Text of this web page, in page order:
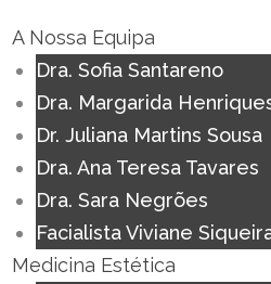
A Nossa Equipa
Dra. Sofia Santareno
Dra. Margarida
Dr. Juliana Martins Sousa
Dra. Ana Teresa Tavares
Dra. Sara Negrões
Facialista Viviane
Medicina Estética